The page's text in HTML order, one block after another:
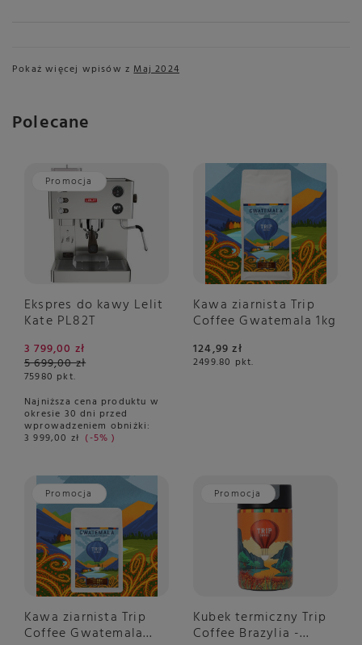
Pokaż więcej wpisów z Maj 2024
Polecane
Promocja
Ekspres do kawy Lelit
Kate PL82T
3 799,00 zł
75980 pkt.
Najniższa cena produktu w
okresie 30 dni przed
wprowadzeniem obniżki:
3 999,00 zł -5%
5 699,00 zł
Kawa ziarnista Trip
Coffee Gwatemala 1kg
124,99 zł
2499.80 pkt.
Promocja
Kawa ziarnista Trip
Coffee Gwatemala
Promocja
Kubek termiczny Trip
Coffee Brazylia -